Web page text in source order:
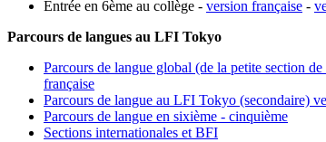
Entrée en 6ème au collège - version française -
Parcours de langues au LFI Tokyo
Parcours de langue global (de la petite section
française
Parcours de langue au LFI Tokyo (secondaire)
Parcours de langue en sixième - cinquième
Sections internationales et BFI